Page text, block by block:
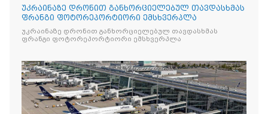
უკრაინაზე დრონით განხორციელებულ თავდასხმას
ფრანგი ფოტორეპორტიორი ემსხვერპლა
უკრაინაზე დრონით განხორციელებულ თავდასხმას
ფრანგი ფოტორეპორტიორი ემსხვერპლა